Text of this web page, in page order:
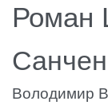
Роман
Володимир